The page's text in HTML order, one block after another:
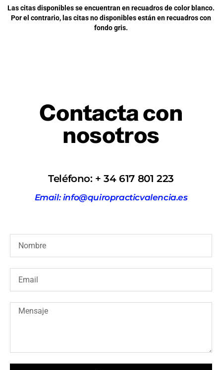
Las citas disponibles se encuentran en recuadros de color blanco.
Por el contrario, las citas no disponibles están en recuadros con
fondo gris.
Contacta con
nosotros
Teléfono: + 34 617 801 223
Email: info@quiropracticvalencia.es